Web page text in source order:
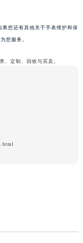
果您还有其他关于手表维护和保
您服务。